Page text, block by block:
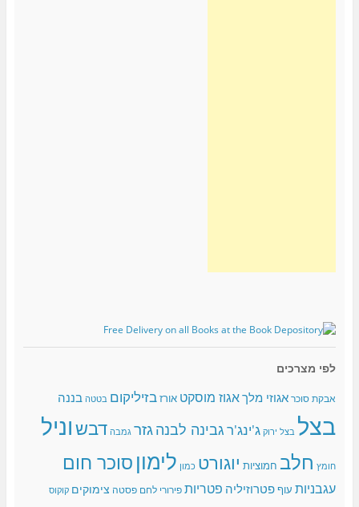
לפי מצרכים
אבקת סוכר אגוזי מלךאגוז מוסקט אורזבזיליקום בטטה בננה
בצל בצל ירוק ג'ינג'רגבינה לבנהגזר גמבה דבשוניל
חומץ חלב חמוציות יוגורט כמון לימוןסוכר חום
עגבניות עוףפטרוזיליה פטריות פירורי לחם פסטה צימוקים קוקוס